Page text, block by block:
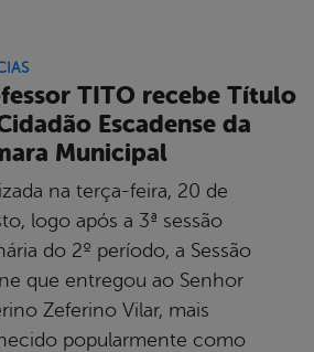
TITO recebe Título
Escadense da
Municipal
na terça-feira, 20 de
logo após a 3ª sessão
do 2º período, a Sessão
que entregou ao Senhor
Zeferino Vilar, mais
popularmente como